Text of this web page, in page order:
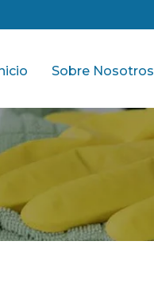
Sobre Nosotros